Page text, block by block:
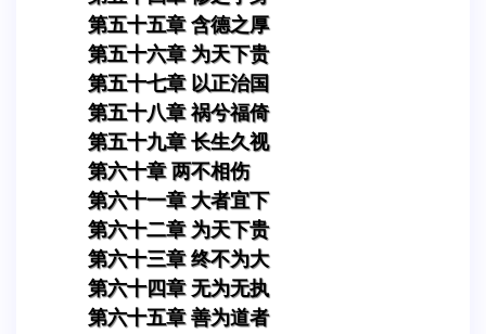
第五十五章 含德之厚
第五十六章 为天下贵
第五十七章 以正治国
第五十八章 祸兮福倚
第五十九章 长生久视
第六十章 两不相伤
第六十一章 大者宜下
第六十二章 为天下贵
第六十三章 终不为大
第六十四章 无为无执
第六十五章 善为道者